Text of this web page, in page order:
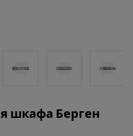
шкафа Берген